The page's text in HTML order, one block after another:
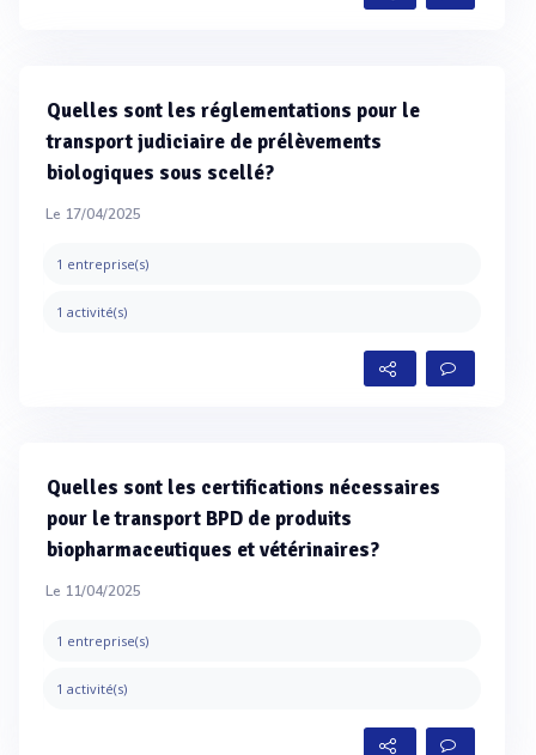
Quelles sont les réglementations pour le
transport judiciaire de prélèvements
biologiques sous scellé?
Le 17/04/2025
1 entreprise(s)
1 activité(s)
Quelles sont les certifications nécessaires
pour le transport BPD de produits
biopharmaceutiques et vétérinaires?
Le 11/04/2025
1 entreprise(s)
1 activité(s)